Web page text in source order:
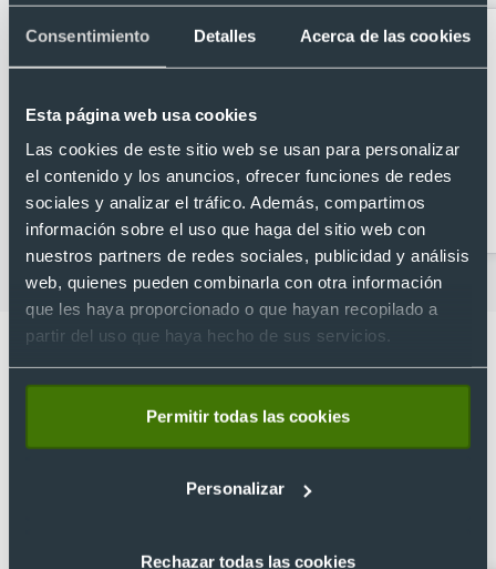
Consentimiento Detalles Acerca de las cookies
Esta página web usa cookies
Las cookies de este sitio web se usan para personalizar
el contenido y los anuncios, ofrecer funciones de redes
sociales y analizar el tráfico. Además, compartimos
información sobre el uso que haga del sitio web con
nuestros partners de redes sociales, publicidad y análisis
web, quienes pueden combinarla con otra información
que les haya proporcionado o que hayan recopilado a
partir del uso que haya hecho de sus servicios.
Permitir todas las cookies
Personalizar
Rechazar todas las cookies
Abridores
personalizados
Artículos para la cocina
Lo que dicen nuestros clientes